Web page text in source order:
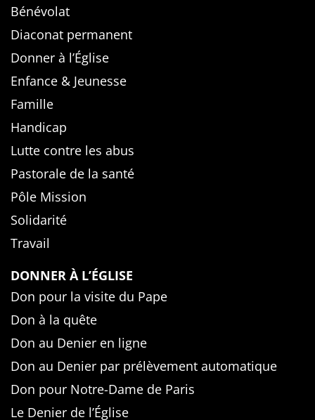
Bénévolat
Diaconat permanent
Donner à l’Église
Enfance & Jeunesse
Famille
Handicap
Lutte contre les abus
Pastorale de la santé
Pôle Mission
Solidarité
Travail
DONNER À L’ÉGLISE
Don pour la visite du Pape
Don à la quête
Don au Denier en ligne
Don au Denier par prélèvement automatique
Don pour Notre-Dame de Paris
Le Denier de l’Église